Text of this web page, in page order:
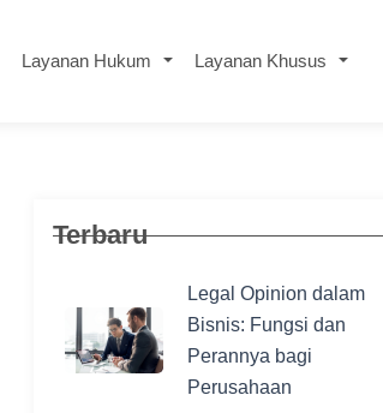
Layanan Hukum Layanan Khusus
Terbaru
Legal Opinion dalam
Bisnis: Fungsi dan
Perannya bagi
Perusahaan